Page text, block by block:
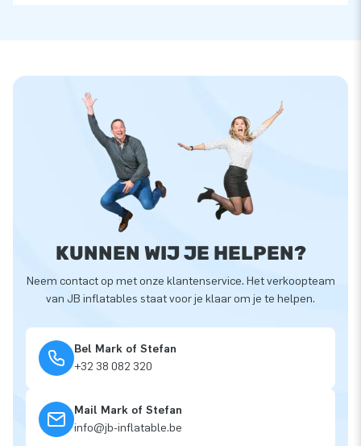
KUNNEN WIJ JE HELPEN?
Neem contact op met onze klantenservice. Het verkoopteam
van JB inflatables staat voor je klaar om je te helpen.
Bel Mark of Stefan
+32 38 082 320
Mail Mark of Stefan
info@jb-inflatable.be